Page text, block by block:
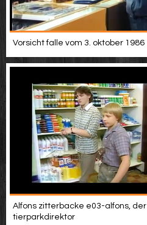
Vorsicht falle vom 3. oktober 1986
Alfons zitterbacke e03-alfons, der
tierparkdirektor